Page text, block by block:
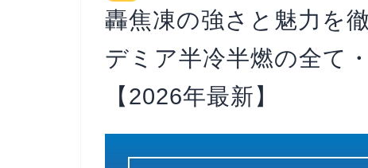
轟焦凍の強さと魅力を
デミア半冷半燃の全て
【2026年最新】